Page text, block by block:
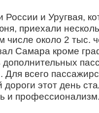
и Уругвая,
приехали
числе около 2 тыс.
Самара кроме
всего
этот день
и